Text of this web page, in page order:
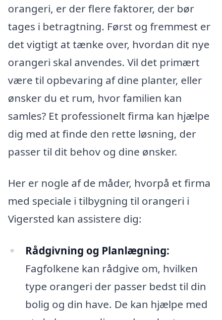
orangeri, er der flere faktorer, der bør
tages i betragtning. Først og fremmest er
det vigtigt at tænke over, hvordan dit nye
orangeri skal anvendes. Vil det primært
være til opbevaring af dine planter, eller
ønsker du et rum, hvor familien kan
samles? Et professionelt firma kan hjælpe
dig med at finde den rette løsning, der
passer til dit behov og dine ønsker.
Her er nogle af de måder, hvorpå et firma
med speciale i tilbygning til orangeri i
Vigersted kan assistere dig:
Rådgivning og Planlægning:
Fagfolkene kan rådgive om, hvilken
type orangeri der passer bedst til din
bolig og din have. De kan hjælpe med